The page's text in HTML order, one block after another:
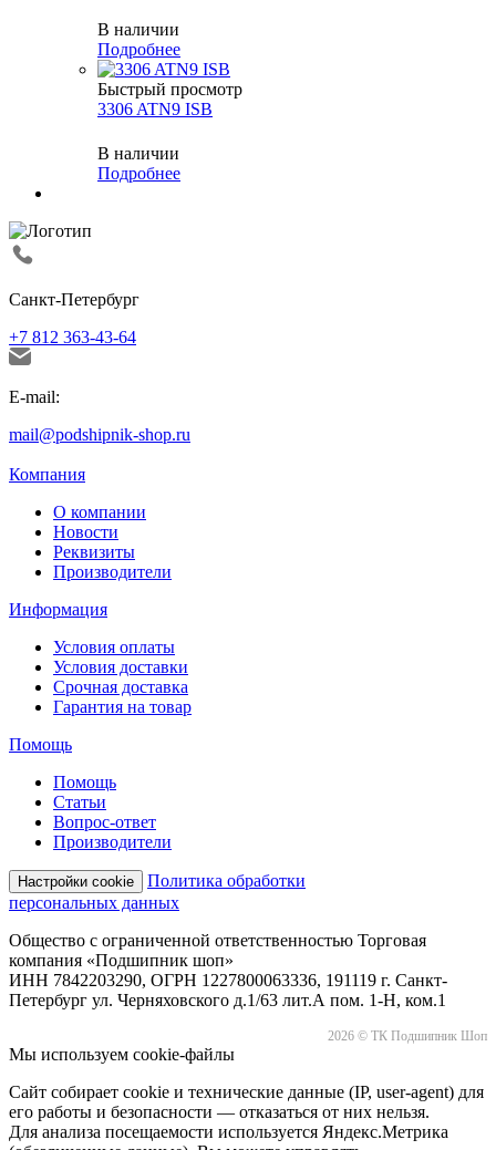
В наличии
Подробнее
Быстрый просмотр
3306 ATN9 ISB
В наличии
Подробнее
Санкт-Петербург
+7 812 363-43-64
E-mail:
mail@podshipnik-shop.ru
Компания
О компании
Новости
Реквизиты
Производители
Информация
Условия оплаты
Условия доставки
Срочная доставка
Гарантия на товар
Помощь
Помощь
Статьи
Вопрос-ответ
Производители
Настройки cookie
Политика обработки
персональных данных
Общество с ограниченной ответственностью Торговая
компания «Подшипник шоп»
ИНН 7842203290, ОГРН 1227800063336, 191119 г. Санкт-
Петербург ул. Черняховского д.1/63 лит.А пом. 1-Н, ком.1
2026 © ТК Подшипник Шоп
Мы используем cookie-файлы
Сайт собирает cookie и технические данные (IP, user-agent) для
его работы и безопасности — отказаться от них нельзя.
Для анализа посещаемости используется Яндекс.Метрика